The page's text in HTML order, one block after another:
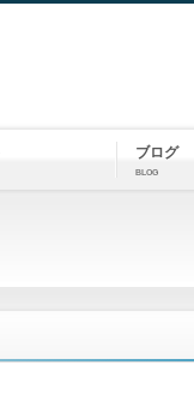
ブログ
BLOG